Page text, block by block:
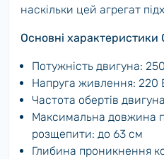
наскільки цей агрегат
Основні
Потужність двигуна:
Напруга живлення:
Частота обертів
Максимальна довжина
розщепити: до 63 см
Глибина проникнення